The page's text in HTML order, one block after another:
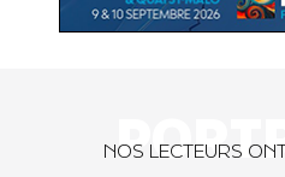
NOS LECTEURS